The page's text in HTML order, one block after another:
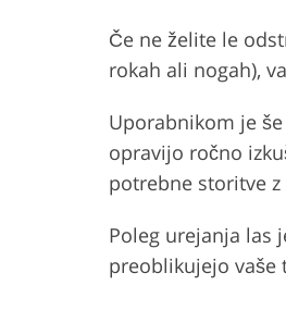
Če ne želite le
rokah ali nogah),
Uporabnikom je
opravijo ročno
potrebne storitve
Poleg urejanja las
preoblikujejo vaše